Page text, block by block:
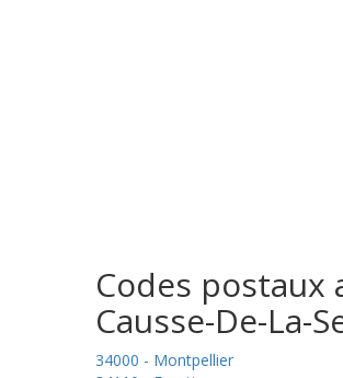
Codes postaux
Causse-De-La-
34000 - Montpellier